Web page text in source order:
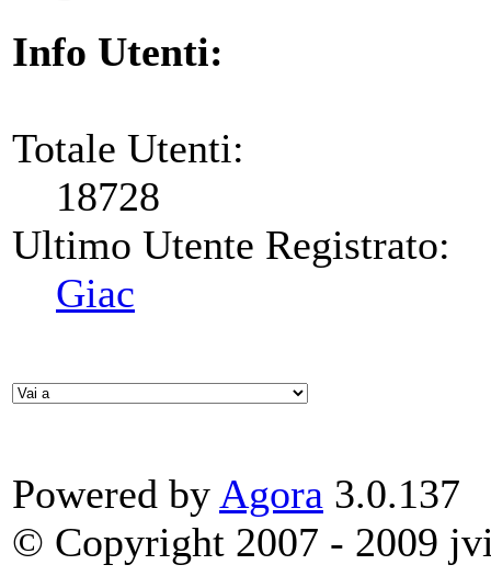
Info Utenti:
Totale Utenti:
18728
Ultimo Utente Registrato:
Giac
Powered by Agora 3.0.137
© Copyright 2007 - 2009